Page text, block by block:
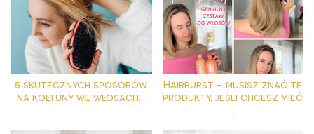
5 skutecznych sposobów
na kołtuny we włosach...
Hairburst - musisz znać te
produkty, jeśli chcesz mieć